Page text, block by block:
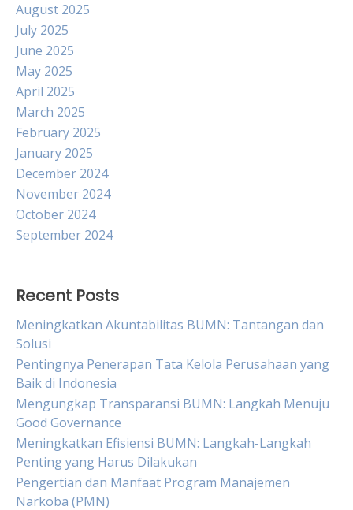
August 2025
July 2025
June 2025
May 2025
April 2025
March 2025
February 2025
January 2025
December 2024
November 2024
October 2024
September 2024
Recent Posts
Meningkatkan Akuntabilitas BUMN: Tantangan dan
Solusi
Pentingnya Penerapan Tata Kelola Perusahaan yang
Baik di Indonesia
Mengungkap Transparansi BUMN: Langkah Menuju
Good Governance
Meningkatkan Efisiensi BUMN: Langkah-Langkah
Penting yang Harus Dilakukan
Pengertian dan Manfaat Program Manajemen
Narkoba (PMN)